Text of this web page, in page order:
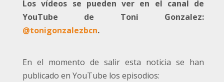
Los vídeos se pueden ver en el canal de
YouTube de Toni Gonzalez:
@tonigonzalezbcn.
En el momento de salir esta noticia se han
publicado en YouTube los episodios: